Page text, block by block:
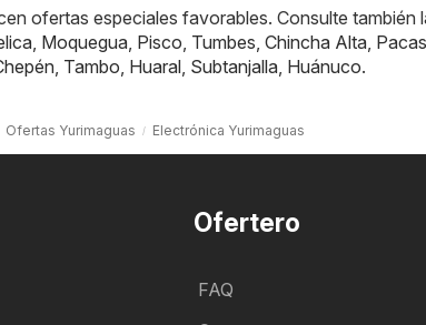
ofertas especiales favorables. Consulte también
Moquegua Pisco Tumbes Chincha Alta
Tambo Huaral Subtanjalla Huánuco.
Ofertas Yurimaguas Electrónica Yurimaguas
Ofertero
FAQ